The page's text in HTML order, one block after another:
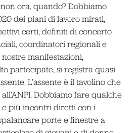
non ora, quando? Dobbiamo
dei piani di lavoro mirati,
certi, definiti di concerto
coordinatori regionali e
manifestazioni,
partecipate, si registra quasi
L’assente è il tavolino che
Dobbiamo fare qualche
più incontri diretti con i
porte e finestre a